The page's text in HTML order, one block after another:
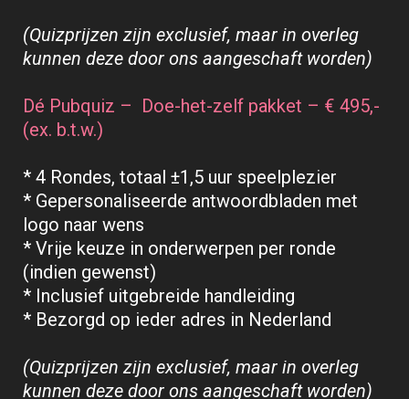
(Quizprijzen zijn exclusief, maar in overleg
kunnen deze door ons aangeschaft worden)
Dé Pubquiz – Doe-het-zelf pakket – € 495,-
(ex. b.t.w.)
* 4 Rondes, totaal ±1,5 uur speelplezier
* Gepersonaliseerde antwoordbladen met
logo naar wens
* Vrije keuze in onderwerpen per ronde
(indien gewenst)
* Inclusief uitgebreide handleiding
* Bezorgd op ieder adres in Nederland
(Quizprijzen zijn exclusief, maar in overleg
kunnen deze door ons aangeschaft worden)